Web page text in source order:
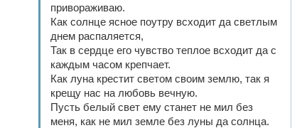
привораживаю.
Как солнце ясное поутру всходит да светлым
днем распаляется,
Так в сердце его чувство теплое всходит да с
каждым часом крепчает.
Как луна крестит светом своим землю, так я
крещу нас на любовь вечную.
Пусть белый свет ему станет не мил без
меня, как не мил земле без луны да солнца.